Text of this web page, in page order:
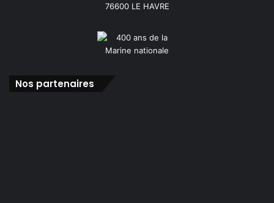
76600 LE HAVRE
Nos partenaires